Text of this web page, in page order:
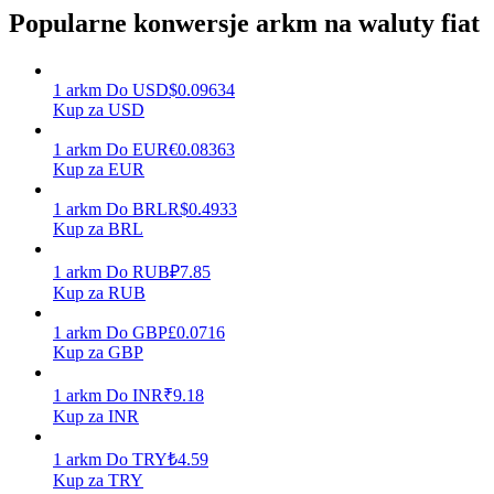
Zarabiać
Codziennie zdobywaj konkurencyjne nagrody
Popularne konwersje arkm na waluty fiat
1 arkm Do USD$0.09634
Kup za USD
1 arkm Do EUR€0.08363
Kup za EUR
1 arkm Do BRLR$0.4933
Kup za BRL
1 arkm Do RUB₽7.85
Kup za RUB
1 arkm Do GBP£0.0716
Kup za GBP
1 arkm Do INR₹9.18
Kup za INR
1 arkm Do TRY₺4.59
Kup za TRY